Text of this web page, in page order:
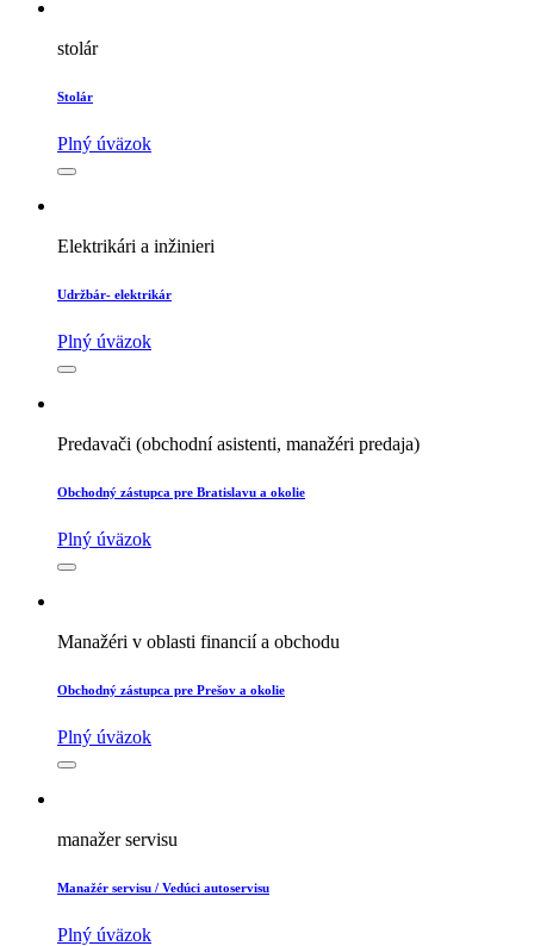
stolár
Stolár
Plný úväzok
Elektrikári a inžinieri
Udržbár- elektrikár
Plný úväzok
Predavači (obchodní asistenti, manažéri predaja)
Obchodný zástupca pre Bratislavu a okolie
Plný úväzok
Manažéri v oblasti financií a obchodu
Obchodný zástupca pre Prešov a okolie
Plný úväzok
manažer servisu
Manažér servisu / Vedúci autoservisu
Plný úväzok